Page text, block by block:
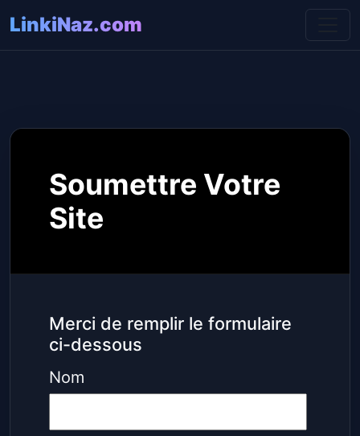
LinkiNaz.com
Soumettre Votre
Site
Merci de remplir le formulaire
ci-dessous
Nom